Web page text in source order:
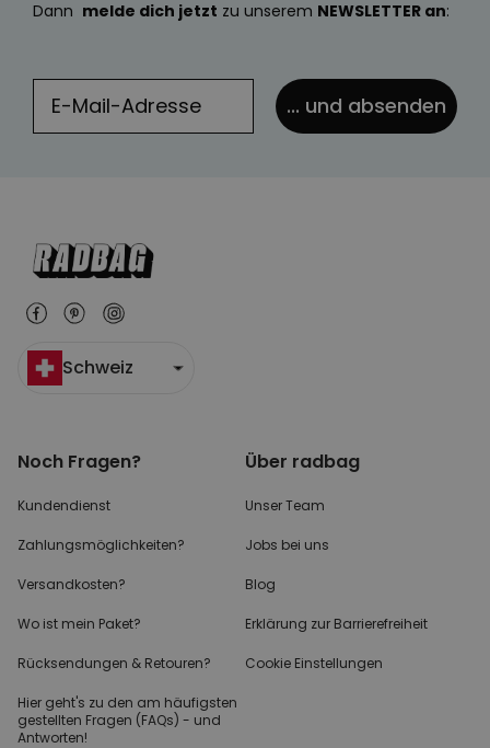
Dann melde dich jetzt zu unserem NEWSLETTER an:
... und absenden
Schweiz
Noch Fragen?
Kundendienst
Zahlungsmöglichkeiten?
Versandkosten?
Wo ist mein Paket?
Rücksendungen & Retouren?
Hier geht's zu den am häufigsten
gestellten Fragen (FAQs) - und
Antworten!
Über radbag
Unser Team
Jobs bei uns
Blog
Erklärung zur Barrierefreiheit
Cookie Einstellungen